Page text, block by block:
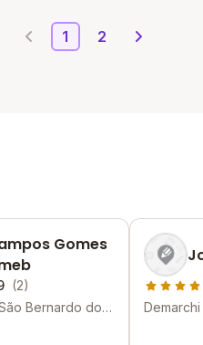
1 2
Gomes
(2)
Bernardo do